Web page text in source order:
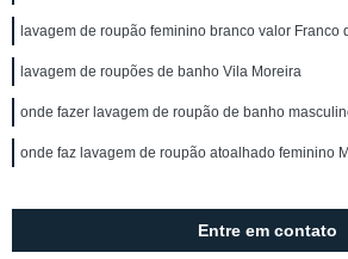
lavagem de roupão feminino branco valor Franco
lavagem de roupões de banho Vila Moreira
onde fazer lavagem de roupão de banho
onde faz lavagem de roupão atoalhado feminino
Entre em contato